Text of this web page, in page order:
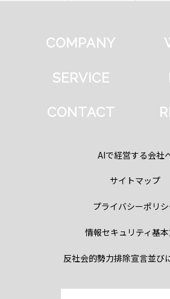
COMPANY
SERVICE
CONTACT
AIで経営する会社
サイトマップ
プライバシーポリ
情報セキュリティ基
反社会的勢力排除宣言並び